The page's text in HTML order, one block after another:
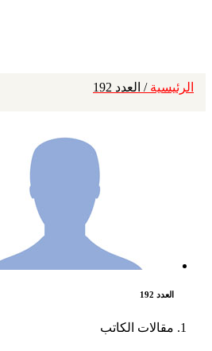
الرئيسية / العدد 192
العدد 192
مقالات الكاتب